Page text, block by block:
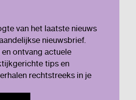
van het laatste nieuws
nieuwsbrief.
ontvang actuele
tips en
rechtstreeks in je